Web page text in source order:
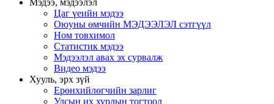
Мэдээ, мэдээлэл
Цаг үеийн мэдээ
Оюуны өмчийн МЭДЭЭЛЭЛ сэтгүүл
Ном товхимол
Статистик мэдээ
Мэдээлэл авах эх сурвалж
Видео мэдээ
Хууль, эрх зүй
Ерөнхийлөгчийн зарлиг
Улсын их хурлын тогтоол